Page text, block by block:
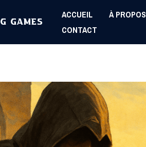
Games
ACCUEIL À PROPOS
CONTACT